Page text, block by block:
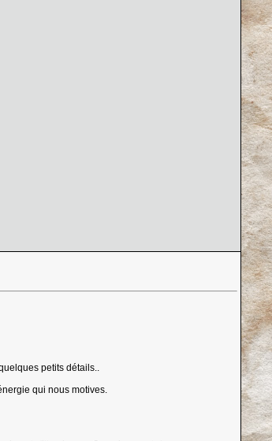
petits détails..
qui nous motives.